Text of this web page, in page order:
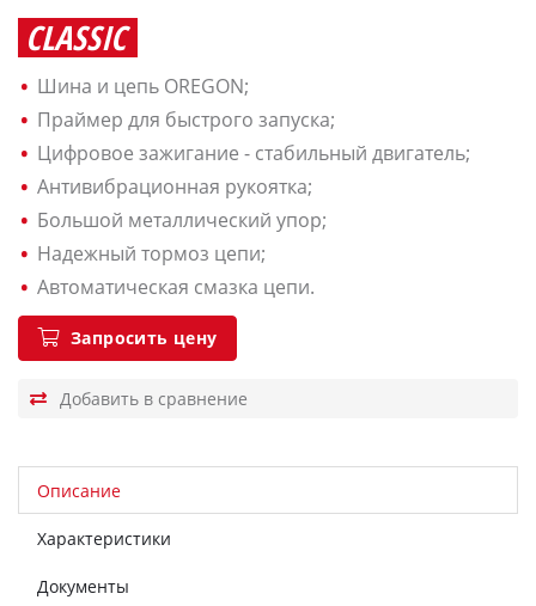
CLASSIC
Шина и цепь OREGON;
Праймер для быстрого запуска;
Цифровое зажигание - стабильный двигатель;
Антивибрационная рукоятка;
Большой металлический упор;
Надежный тормоз цепи;
Автоматическая смазка цепи.
Запросить цену
Описание
Характеристики
Документы